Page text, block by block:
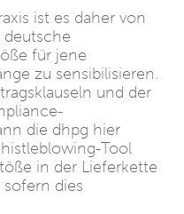
ist es daher von
für jene
zu sensibilisieren.
und der
die dhpg hier
Tool
in der Lieferkette
dies